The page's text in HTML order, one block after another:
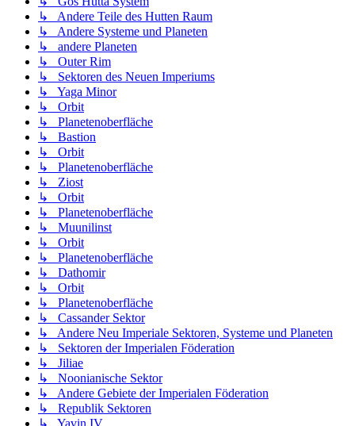
↳ Andere Teile des Hutten Raum
↳ Andere Systeme und Planeten
↳ andere Planeten
↳ Outer Rim
↳ Sektoren des Neuen Imperiums
↳ Yaga Minor
↳ Orbit
↳ Planetenoberfläche
↳ Bastion
↳ Orbit
↳ Planetenoberfläche
↳ Ziost
↳ Orbit
↳ Planetenoberfläche
↳ Muunilinst
↳ Orbit
↳ Planetenoberfläche
↳ Dathomir
↳ Orbit
↳ Planetenoberfläche
↳ Cassander Sektor
↳ Andere Neu Imperiale Sektoren, Systeme und Planeten
↳ Sektoren der Imperialen Föderation
↳ Jiliae
↳ Noonianische Sektor
↳ Andere Gebiete der Imperialen Föderation
↳ Republik Sektoren